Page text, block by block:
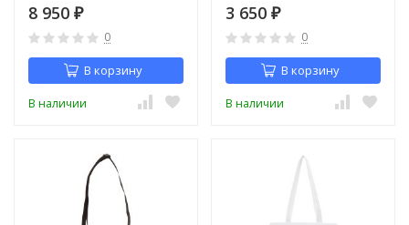
8 950 ₽
0
В корзину
В наличии
3 650 ₽
0
В корзину
В наличии